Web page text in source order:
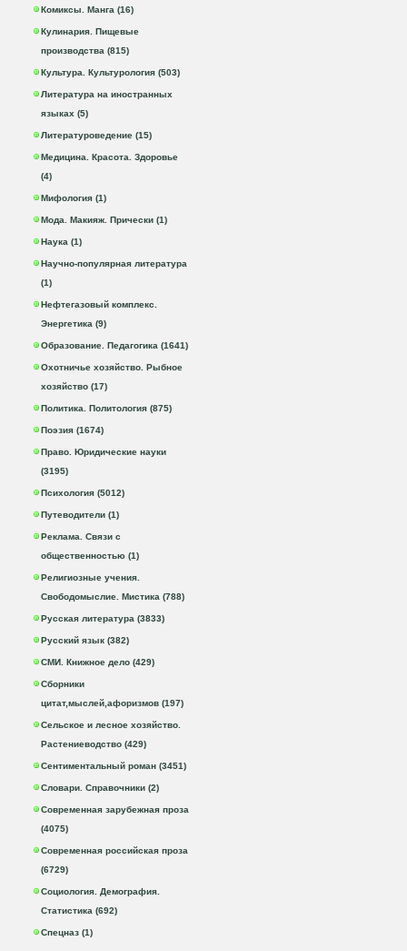
Комиксы. Манга (16)
Кулинария. Пищевые
производства (815)
Культура. Культурология (503)
Литература на иностранных
языках (5)
Литературоведение (15)
Медицина. Красота. Здоровье
(4)
Мифология (1)
Мода. Макияж. Прически (1)
Наука (1)
Научно-популярная литература
(1)
Нефтегазовый комплекс.
Энергетика (9)
Образование. Педагогика (1641)
Охотничье хозяйство. Рыбное
хозяйство (17)
Политика. Политология (875)
Поэзия (1674)
Право. Юридические науки
(3195)
Психология (5012)
Путеводители (1)
Реклама. Связи с
общественностью (1)
Религиозные учения.
Свободомыслие. Мистика (788)
Русская литература (3833)
Русский язык (382)
СМИ. Книжное дело (429)
Сборники
цитат,мыслей,афоризмов (197)
Сельское и лесное хозяйство.
Растениеводство (429)
Сентиментальный роман (3451)
Словари. Справочники (2)
Современная зарубежная проза
(4075)
Современная российская проза
(6729)
Социология. Демография.
Статистика (692)
Спецназ (1)